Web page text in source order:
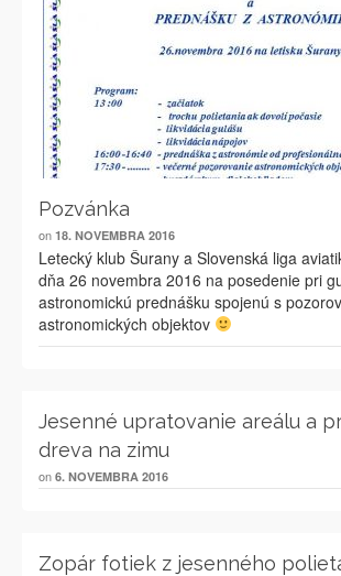
Pozvánka
on 18. NOVEMBRA 2016
Letecký klub Šurany a Slovenská liga
dňa 26 novembra 2016 na posedenie pri
astronomickú prednášku spojenú s
astronomických objektov
Jesenné upratovanie areálu a
dreva na zimu
on 6. NOVEMBRA 2016
Zopár fotiek z jesenného